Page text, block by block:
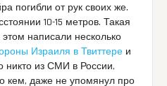
погибли от рук своих же.
10-15 метров. Такая
написали несколько
Израиля в Твиттере и
никто из СМИ в России,
кем, даже не упомянул про